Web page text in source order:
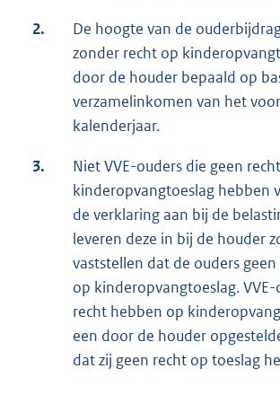
2.
De hoogte van de
zonder recht op
door de houder bepaald op
verzamelinkomen van het
kalenderjaar.
3.
Niet VVE-ouders die geen
kinderopvangtoeslag hebben
de verklaring aan bij de
leveren deze in bij de houder
vaststellen dat de ouders
op kinderopvangtoeslag.
recht hebben op
een door de houder
dat zij geen recht op toeslag